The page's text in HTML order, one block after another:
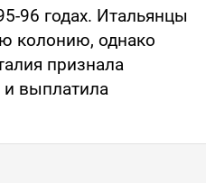
96 годах. Итальянцы
колонию, однако
признала
и выплатила